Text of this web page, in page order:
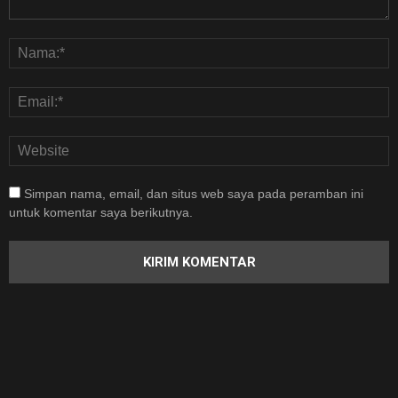
Simpan nama, email, dan situs web saya pada peramban ini
untuk komentar saya berikutnya.